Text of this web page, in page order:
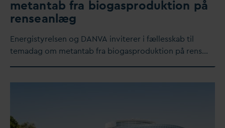
metantab fra biogasproduktion på
renseanlæg
Energistyrelsen og DANVA inviterer i fællesskab til
temadag om metantab fra biogasproduktion på rens…